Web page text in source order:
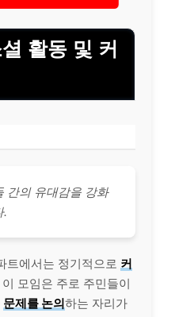
활동 및 커
간의 유대감을 강화
.
트에서는 정기적으로 커
모임은 주로 주민들이
문제를 논의하는 자리가